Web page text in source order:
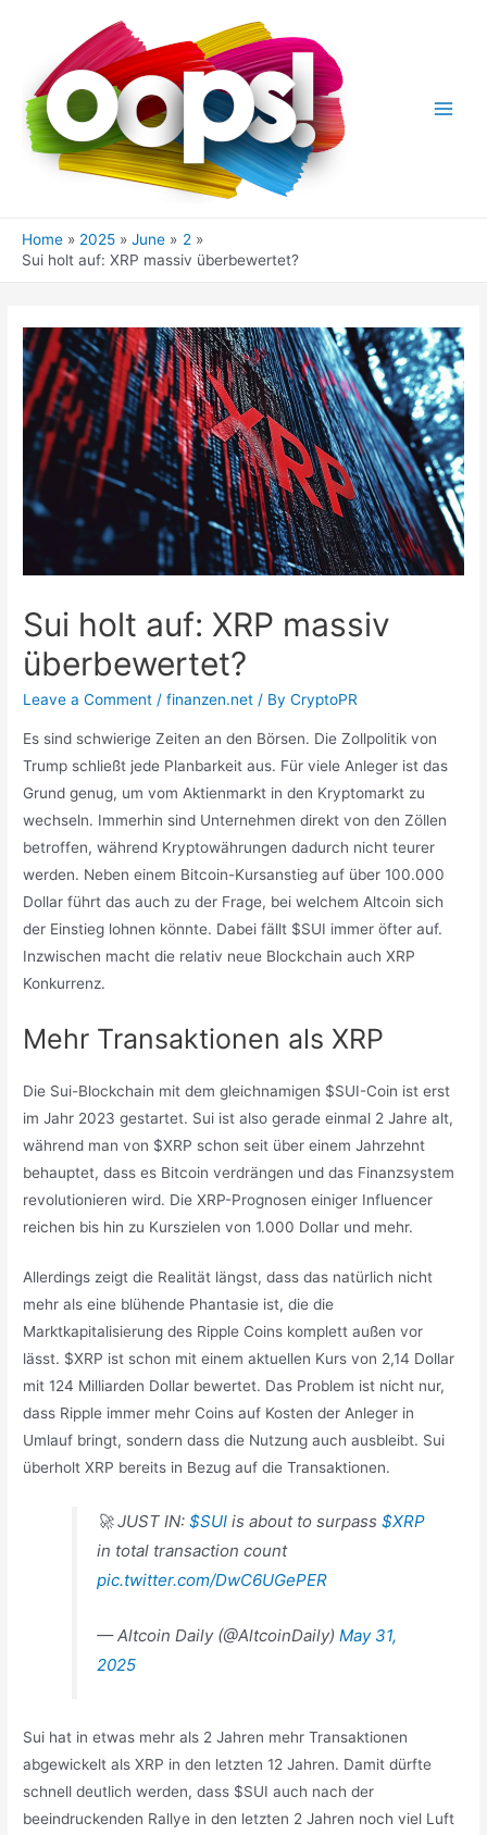
Home 2025 June
2
Sui holt auf: XRP massiv überbewertet?
Sui holt auf: XRP massiv
überbewertet?
Leave a Comment /finanzen.net / ByCryptoPR
Es sind schwierige Zeiten an den Börsen. Die Zollpolitik von
Trump schließt jede Planbarkeit aus. Für viele Anleger ist das
Grund genug, um vom Aktienmarkt in den Kryptomarkt zu
wechseln. Immerhin sind Unternehmen direkt von den Zöllen
betroffen, während Kryptowährungen dadurch nicht teurer
werden. Neben einem Bitcoin-Kursanstieg auf über 100.000
Dollar führt das auch zu der Frage, bei welchem Altcoin sich
der Einstieg lohnen könnte. Dabei fällt $SUI immer öfter auf.
Inzwischen macht die relativ neue Blockchain auch XRP
Konkurrenz.
Mehr Transaktionen als XRP
Die Sui-Blockchain mit dem gleichnamigen $SUI-Coin ist erst
im Jahr 2023 gestartet. Sui ist also gerade einmal 2 Jahre alt,
während man von $XRP schon seit über einem Jahrzehnt
behauptet, dass es Bitcoin verdrängen und das Finanzsystem
revolutionieren wird. Die XRP-Prognosen einiger Influencer
reichen bis hin zu Kurszielen von 1.000 Dollar und mehr.
Allerdings zeigt die Realität längst, dass das natürlich nicht
mehr als eine blühende Phantasie ist, die die
Marktkapitalisierung des Ripple Coins komplett außen vor
lässt. $XRP ist schon mit einem aktuellen Kurs von 2,14 Dollar
mit 124 Milliarden Dollar bewertet. Das Problem ist nicht nur,
dass Ripple immer mehr Coins auf Kosten der Anleger in
Umlauf bringt, sondern dass die Nutzung auch ausbleibt. Sui
überholt XRP bereits in Bezug auf die Transaktionen.
🚀 JUST IN:$SUI is about to surpass$XRP
in total transaction count
pic.twitter.com/DwC6UGePER
— Altcoin Daily (@AltcoinDaily)May 31,
2025
Sui hat in etwas mehr als 2 Jahren mehr Transaktionen
abgewickelt als XRP in den letzten 12 Jahren. Damit dürfte
schnell deutlich werden, dass $SUI auch nach der
beeindruckenden Rallye in den letzten 2 Jahren noch viel Luft